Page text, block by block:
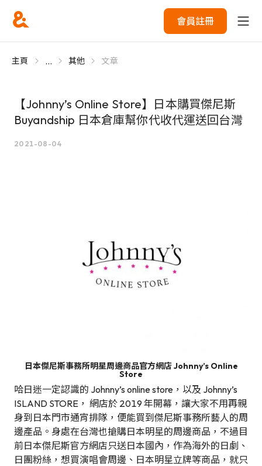
會員註冊
主頁 ... 其他 文章
【Johnny’s Online Store】日本購買傑尼斯
Buyandship 日本倉庫幫你代收代運送回台灣
2021-08-04
日本傑尼斯事務所明星周邊商品官方網店 Johnny’s Online
Store
哈日迷一定認識的 Johnny’s online store，以及 Johnny’s
ISLAND STORE， 網店於 2019 年開幕，讓大家不用再親
身到日本門市通宵排隊，便能買到傑尼斯事務所藝人的周
邊產品。身處在台灣也搶購日本明星的周邊商品，不過目
前日本傑尼斯官方網店只送日本國內，作為海外的日劇、
日團粉絲，想買演唱會周邊、日本明星立牌等商品，就只